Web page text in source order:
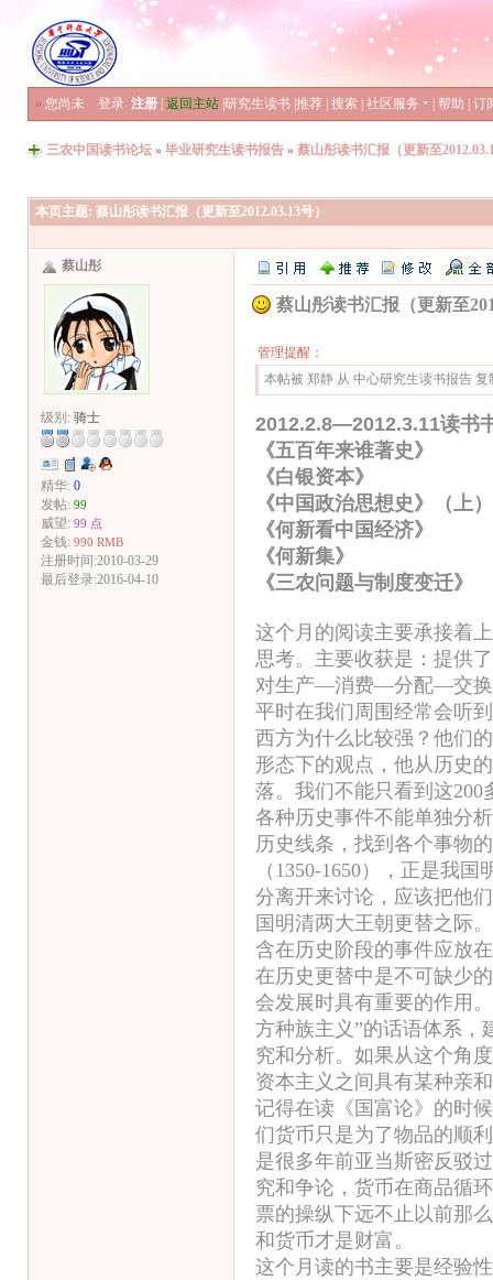
» 您尚未 登录 注册 返回主站 研究生读书 推荐 搜索 社区服务 帮助 订
三农中国读书论坛 » 毕业研究生读书报告 » 蔡山彤读书汇报（更新至
本页主题: 蔡山彤读书汇报（更新至2012.03.13号）
蔡山彤
级别: 骑士
精华: 0
发帖: 99
威望: 99 点
金钱: 990 RMB
注册时间:2010-03-29
最后登录:2016-04-10
蔡山彤读书汇报（更新至
管理提醒：
本帖被 郑静 从 中心研究生读书报告
2012.2.8—2012.3.11读书
《五百年来谁著史
《白银资本》 贡德
《中国政治思想史》（
《何新看中国经济
《何新集》
《三农问题与制度变
这个月的阅读主要承接着
思考。主要收获是：提供
对生产—消费—分配—交换
平时在我们周围经常会听
西方为什么比较强？他们
形态下的观点，他从历史
落。我们不能只看到这
各种历史事件不能单独分
历史线条，找到各个事物
（1350-1650），正是我
分离开来讨论，应该把他
国明清两大王朝更替之际
含在历史阶段的事件应放
在历史更替中是不可缺少
会发展时具有重要的作用
方种族主义”的话语体系，
究和分析。如果从这个角
资本主义之间具有某种亲
记得在读《国富论》的时
们货币只是为了物品的顺
是很多年前亚当斯密反驳
究和争论，货币在商品循
票的操纵下远不止以前那
和货币才是财富。
这个月读的书主要是经验